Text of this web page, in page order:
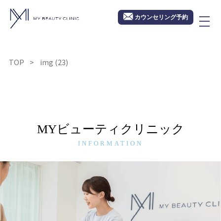
カウンセリング予約
TOP img (23)
MYビューティクリニック
INFORMATION